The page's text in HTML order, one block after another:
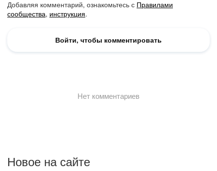
Новое на сайте